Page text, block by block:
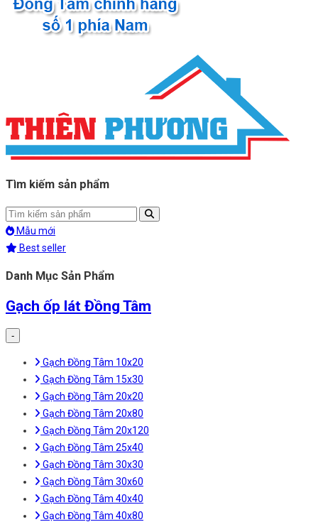
Tìm kiếm sản phẩm
Mẫu mới
Best seller
Danh Mục Sản Phẩm
Gạch ốp lát Đồng Tâm
-
Gạch Đồng Tâm 10x20
Gạch Đồng Tâm 15x30
Gạch Đồng Tâm 20x20
Gạch Đồng Tâm 20x80
Gạch Đồng Tâm 20x120
Gạch Đồng Tâm 25x40
Gạch Đồng Tâm 30x30
Gạch Đồng Tâm 30x60
Gạch Đồng Tâm 40x40
Gạch Đồng Tâm 40x80